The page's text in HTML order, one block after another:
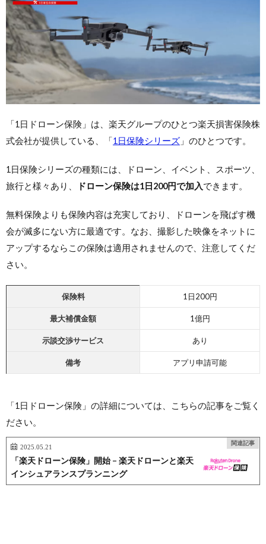
「1日ドローン保険」は、楽天グループのひとつ楽天損害保険株
式会社が提供している、「1日保険シリーズ 」のひとつです。
1日保険シリーズの種類には、ドローン、イベント、スポーツ、
旅行と様々あり、
ドローン保険は1日200円で加入できます。
無料保険よりも保険内容は充実しており、ドローンを飛ばす機
会が滅多にない方に最適です。なお、撮影した映像をネットに
アップするならこの保険は適用されませんので、注意してくだ
さい。
保険料 1日200円
最大補償金額 1億円
示談交渉サービス あり
備考 アプリ申請可能
「1日ドローン保険」の詳細については、こちらの記事をご覧く
ださい。
関連記事
2025.05.21
「楽天ドローン保険」開始 – 楽天ドローンと楽天
インシュアランスプランニング